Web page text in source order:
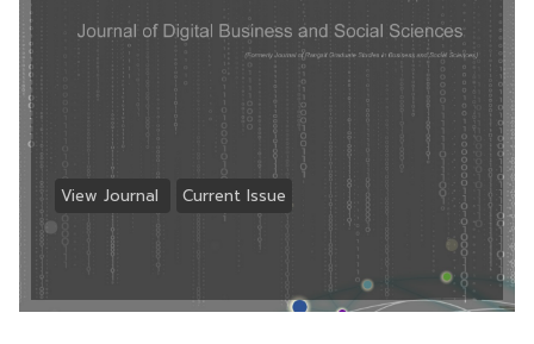
View Journal Current Issue